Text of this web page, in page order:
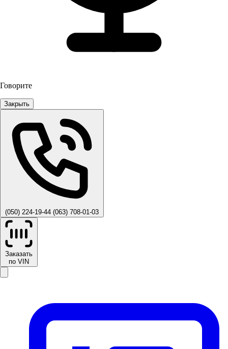
Говорите
Закрыть
(050) 224-19-44 (063) 708-01-03
Заказать
по VIN